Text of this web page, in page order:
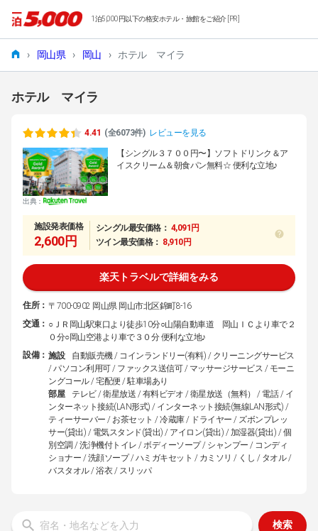
1泊5,000円以下の格安ホテル・旅館をご紹介 [PR]
› 岡山県 › 岡山 › ホテル マイラ
ホテル マイラ
4.41 (全6073件) レビューを見る
出典：
【シングル３７００円〜】ソフトドリンク＆ア
イスクリーム＆朝食パン無料☆ 便利な立地♪
施設発表価格
2,600円
シングル最安価格： 4,091円
ツイン最安価格： 8,910円
楽天トラベルで詳細をみる
住所： 〒700-0902 岡山県 岡山市北区錦町8-16
交通： ○ＪＲ岡山駅東口より徒歩10分○山陽自動車道 岡山ＩＣより車で２
０分○岡山空港より車で３０分 便利な立地♪
設備： 施設
自動販売機 / コインランドリー(有料) / クリーニングサービス
/ パソコン利用可 / ファックス送信可 / マッサージサービス / モーニ
ングコール / 宅配便 / 駐車場あり
部屋
テレビ / 衛星放送 / 有料ビデオ / 衛星放送（無料） / 電話 / イ
ンターネット接続(LAN形式) / インターネット接続(無線LAN形式) /
ティーサーバー / お茶セット / 冷蔵庫 / ドライヤー / ズボンプレッ
サー(貸出) / 電気スタンド(貸出) / アイロン(貸出) / 加湿器(貸出) / 個
別空調 / 洗浄機付トイレ / ボディーソープ / シャンプー / コンディ
ショナー / 洗顔ソープ / ハミガキセット / カミソリ / くし / タオル /
バスタオル / 浴衣 / スリッパ
検索